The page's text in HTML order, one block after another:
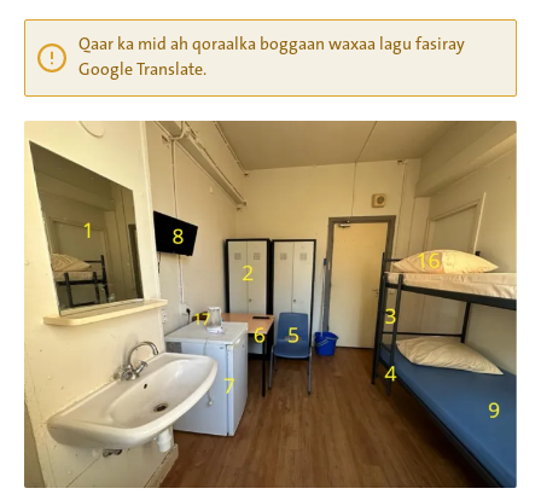
Qaar ka mid ah qoraalka boggaan waxaa lagu fasiray
Google Translate.